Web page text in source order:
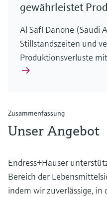
gewährleistet
Al Safi Danone (Saudi
Stillstandszeiten und
Produktionsverluste
Zusammenfassung
Unser Angebot
Endress+Hauser
Bereich der
indem wir zuverlässige, in